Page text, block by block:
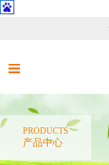
PRODUCTS
产品中心